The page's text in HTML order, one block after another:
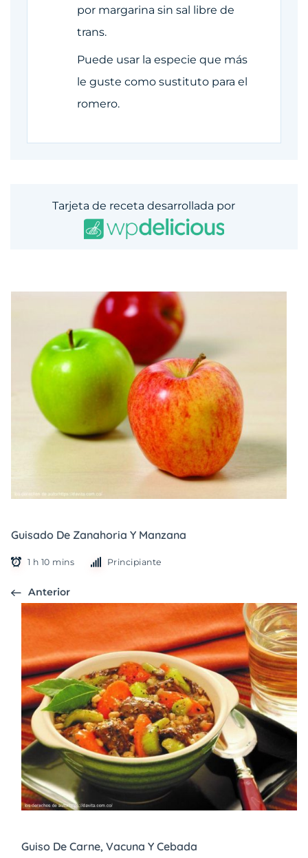
por margarina sin sal libre de
trans.
Puede usar la especie que más
le guste como sustituto para el
romero.
Tarjeta de receta desarrollada por
Guisado De Zanahoria Y Manzana
1 h 10 mins Principiante
Anterior
Guiso De Carne, Vacuna Y Cebada